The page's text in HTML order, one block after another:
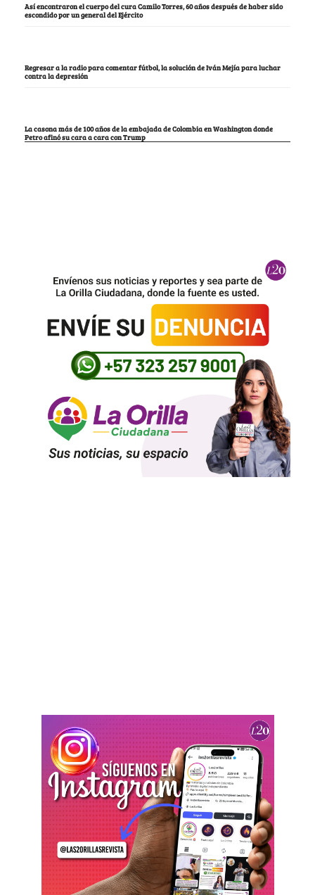
Así encontraron el cuerpo del cura Camilo Torres, 60 años después de haber sido
escondido por un general del Ejército
Regresar a la radio para comentar fútbol, la solución de Iván Mejía para luchar
contra la depresión
La casona más de 100 años de la embajada de Colombia en Washington donde
Petro afinó su cara a cara con Trump